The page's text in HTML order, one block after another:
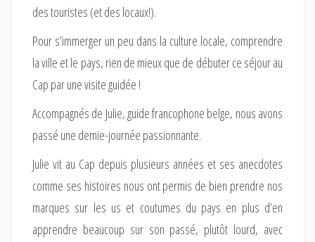
des touristes (et des locaux!).
Pour s’immerger un peu dans la culture locale, comprendre
la ville et le pays, rien de mieux que de débuter ce séjour au
Cap par une visite guidée !
Accompagnés de Julie, guide francophone belge, nous avons
passé une demie-journée passionnante.
Julie vit au Cap depuis plusieurs années et ses anecdotes
comme ses histoires nous ont permis de bien prendre nos
marques sur les us et coutumes du pays en plus d’en
apprendre beaucoup sur son passé, plutôt lourd, avec